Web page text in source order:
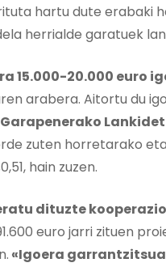
hartu dute erabaki
herrialde garatuek
15.000-20.000 euro
arabera. Aitortu du
zuten horretarako
hain zuzen.
dituzte
euro jarri zituen
«Igoera